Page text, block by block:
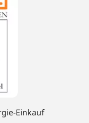
Einkauf